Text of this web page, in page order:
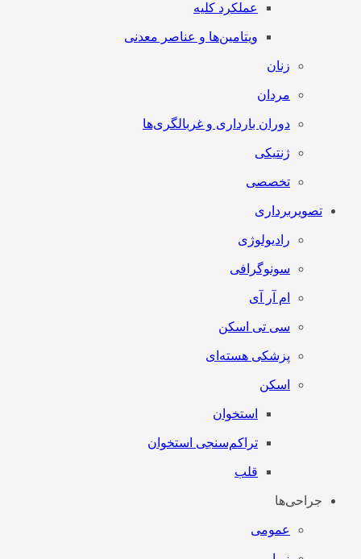
عملکرد کلیه
ویتامین‌ها و عناصر معدنی
زنان
مردان
دوران بارداری و غربالگری‌ها
ژنتیکی
تخصصی
تصویربرداری
رادیولوژی
سونوگرافی
ام آر آی
سی تی اسکن
پزشکی هسته‌ای
اسکن
استخوان
تراکم‌سنجی استخوان
قلب
جراحی‌ها
عمومی